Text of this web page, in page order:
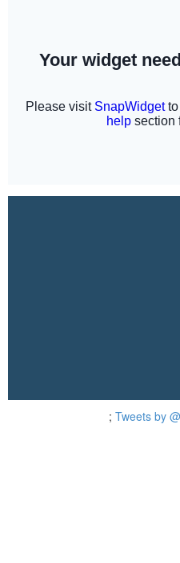
Tweets by
;